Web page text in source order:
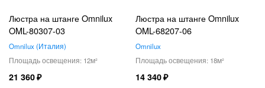
Люстра на штанге Omnilux
OML-80307-03
Omnilux Италия
12
21 360
Люстра на штанге Omnilux
OML-68207-06
Omnilux
18
14 340